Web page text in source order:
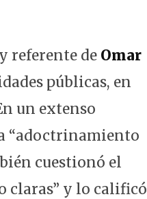
referente de Omar
públicas, en
un extenso
“adoctrinamiento
cuestionó el
claras” y lo calificó